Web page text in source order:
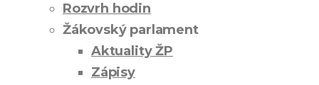
Rozvrh hodin
Žákovský parlament
Aktuality ŽP
Zápisy